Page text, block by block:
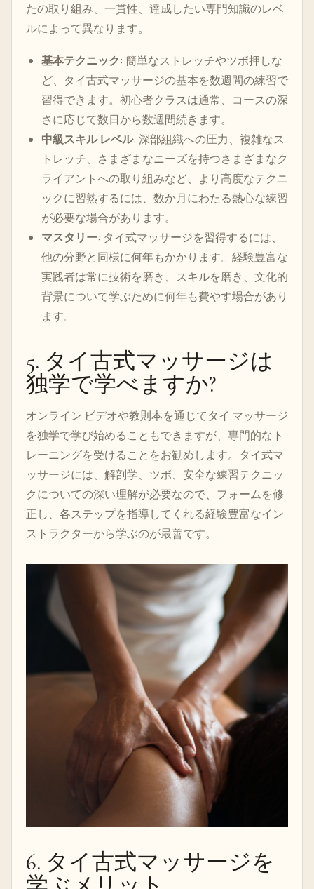
たの取り組み、一貫性、達成したい専門知識のレベ
ルによって異なります。
基本テクニック: 簡単なストレッチやツボ押しな
ど、タイ古式マッサージの基本を数週間の練習で
習得できます。初心者クラスは通常、コースの深
さに応じて数日から数週間続きます。
中級スキル レベル: 深部組織への圧力、複雑なス
トレッチ、さまざまなニーズを持つさまざまなク
ライアントへの取り組みなど、より高度なテクニ
ックに習熟するには、数か月にわたる熱心な練習
が必要な場合があります。
マスタリー: タイ式マッサージを習得するには、
他の分野と同様に何年もかかります。経験豊富な
実践者は常に技術を磨き、スキルを磨き、文化的
背景について学ぶために何年も費やす場合があり
ます。
5. タイ古式マッサージは
独学で学べますか?
オンライン ビデオや教則本を通じてタイ マッサージ
を独学で学び始めることもできますが、専門的なト
レーニングを受けることをお勧めします。タイ式マ
ッサージには、解剖学、ツボ、安全な練習テクニッ
クについての深い理解が必要なので、フォームを修
正し、各ステップを指導してくれる経験豊富なイン
ストラクターから学ぶのが最善です。
6. タイ古式マッサージを